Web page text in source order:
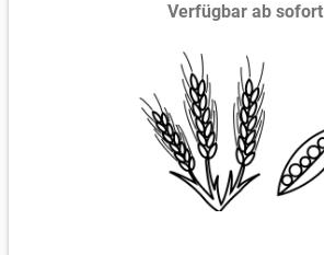
Verfügbar ab sofort